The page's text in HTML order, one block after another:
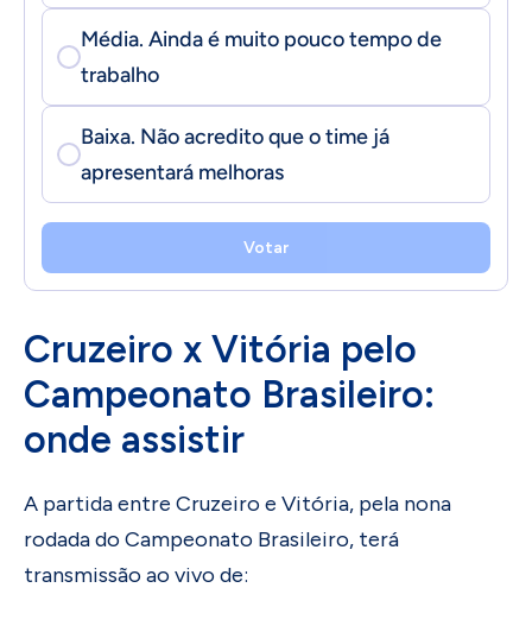
Média. Ainda é muito pouco tempo de
trabalho
Baixa. Não acredito que o time já
apresentará melhoras
Votar
Cruzeiro x Vitória pelo
Campeonato Brasileiro:
onde assistir
A partida entre Cruzeiro e Vitória, pela nona
rodada do Campeonato Brasileiro, terá
transmissão ao vivo de: